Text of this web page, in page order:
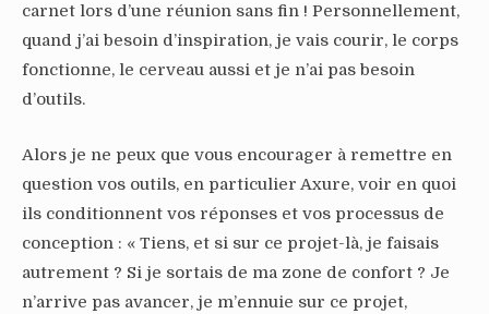
carnet lors d’une réunion sans fin ! Personnellement,
quand j’ai besoin d’inspiration, je vais courir, le corps
fonctionne, le cerveau aussi et je n’ai pas besoin
d’outils.
Alors je ne peux que vous encourager à remettre en
question vos outils, en particulier Axure, voir en quoi
ils conditionnent vos réponses et vos processus de
conception : « Tiens, et si sur ce projet-là, je faisais
autrement ? Si je sortais de ma zone de confort ? Je
n’arrive pas avancer, je m’ennuie sur ce projet,